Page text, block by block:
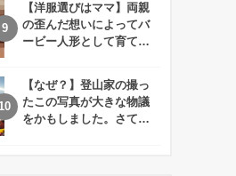
【洋服選びはママ】両親
の歪んだ想いによってバ
ービー人形として育てら
【なぜ？】登山家の撮っ
たこの写真が大きな物議
をかもしました。さて、